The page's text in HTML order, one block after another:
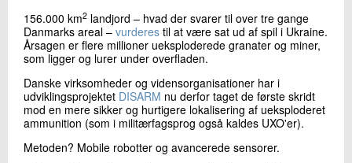
156.000 km2 landjord – hvad der svarer til over tre gange
Danmarks areal – vurderes til at være sat ud af spil i Ukraine.
Årsagen er flere millioner ueksploderede granater og miner,
som ligger og lurer under overfladen.
Danske virksomheder og vidensorganisationer har i
udviklingsprojektet DISARM nu derfor taget de første skridt
mod en mere sikker og hurtigere lokalisering af ueksploderet
ammunition (som i militærfagsprog også kaldes UXO'er).
Metoden? Mobile robotter og avancerede sensorer.